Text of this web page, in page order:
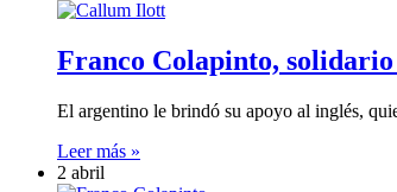
Franco Colapinto,
El argentino le brindó su apoyo al inglés,
Leer más »
2 abril